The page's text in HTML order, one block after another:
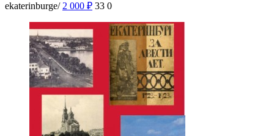
ekaterinburge/ 2 000 ₽ 33 0